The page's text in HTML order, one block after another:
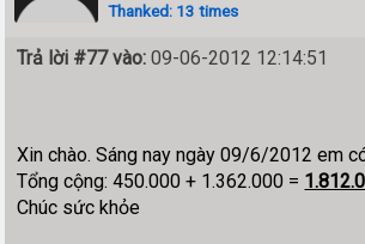
Thanked: 13 times
Trả lời #77 vào: 09-06-2012 12:14:51
Xin chào. Sáng nay ngày 09/6/2012 em
Tổng cộng: 450.000 + 1.362.000 =
Chúc sức khỏe